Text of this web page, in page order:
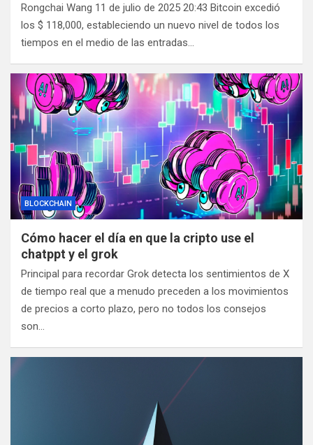
Rongchai Wang 11 de julio de 2025 20:43 Bitcoin excedió
los $ 118,000, estableciendo un nuevo nivel de todos los
tiempos en el medio de las entradas…
BLOCKCHAIN
Cómo hacer el día en que la cripto use el
chatppt y el grok
Principal para recordar Grok detecta los sentimientos de X
de tiempo real que a menudo preceden a los movimientos
de precios a corto plazo, pero no todos los consejos
son…